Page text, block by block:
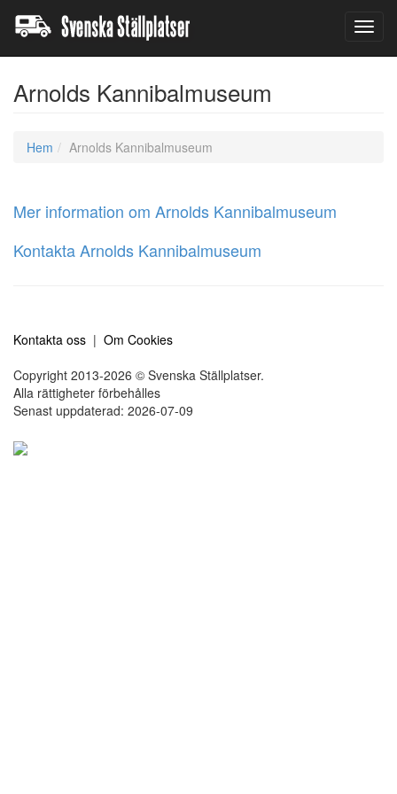
Arnolds Kannibalmuseum
Hem Arnolds Kannibalmuseum
Mer information om Arnolds Kannibalmuseum
Kontakta Arnolds Kannibalmuseum
Kontakta oss | Om Cookies
Copyright 2013-2026 © Svenska Ställplatser.
Alla rättigheter förbehålles
Senast uppdaterad: 2026-07-09